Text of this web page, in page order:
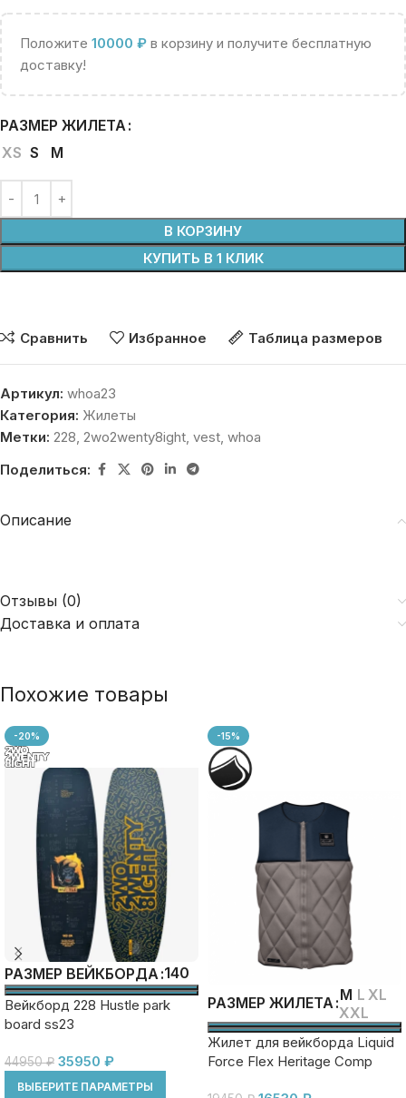
Положите 10000 ₽ в корзину и получите бесплатную
доставку!
РАЗМЕР ЖИЛЕТА
XS S M
В КОРЗИНУ
КУПИТЬ В 1 КЛИК
Сравнить Избранное Таблица размеров
Артикул: whoa23
Категория: Жилеты
Метки: 228, 2wo2wenty8ight, vest, whoa
Поделиться:
Описание
Отзывы (0)
Доставка и оплата
Похожие товары
-20%
РАЗМЕР ВЕЙКБОРДА 140
Вейкборд 228 Hustle park
board ss23
44950₽ 35950 ₽
ВЫБЕРИТЕ ПАРАМЕТРЫ
-15%
РАЗМЕР ЖИЛЕТА M L XL
XXL
Жилет для вейкборда Liquid
Force Flex Heritage Comp